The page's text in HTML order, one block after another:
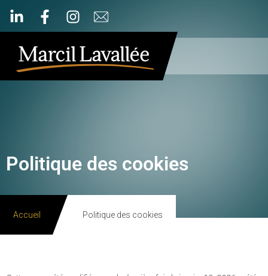
Politique des cookies
Accueil Politique des cookies